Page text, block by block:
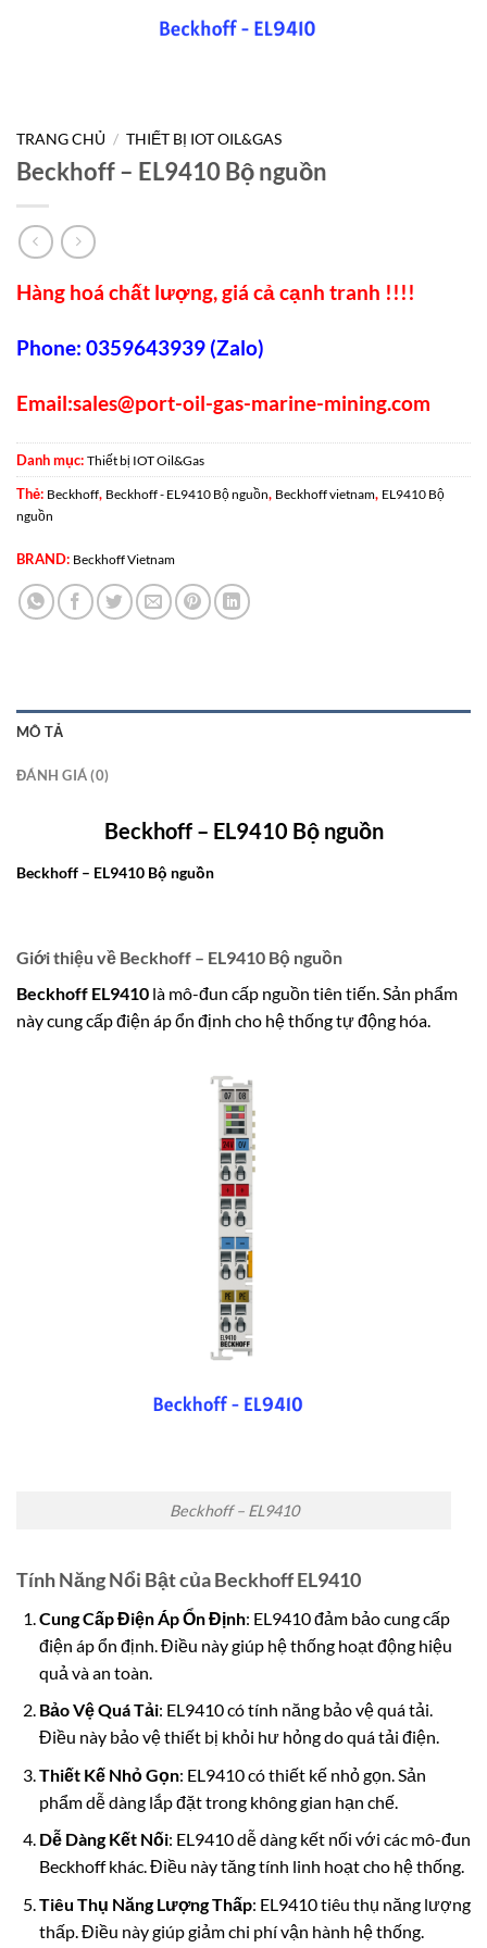
TRANG CHỦ / THIẾT BỊ IOT OIL&GAS
Beckhoff – EL9410 Bộ nguồn
Hàng hoá chất lượng, giá cả cạnh tranh !!!!
Phone: 0359643939 (Zalo)
Email:sales@port-oil-gas-marine-mining.com
Danh mục: Thiết bị IOT Oil&Gas
Thẻ: Beckhoff, Beckhoff - EL9410 Bộ nguồn, Beckhoff vietnam, EL9410 Bộ
nguồn
BRAND: Beckhoff Vietnam
MÔ TẢ
ĐÁNH GIÁ (0)
Beckhoff – EL9410 Bộ nguồn
Beckhoff – EL9410 Bộ nguồn
Giới thiệu về Beckhoff – EL9410 Bộ nguồn
Beckhoff EL9410 là mô-đun cấp nguồn tiên tiến. Sản phẩm
này cung cấp điện áp ổn định cho hệ thống tự động hóa.
Beckhoff – EL9410
Tính Năng Nổi Bật của Beckhoff EL9410
Cung Cấp Điện Áp Ổn Định: EL9410 đảm bảo cung cấp
điện áp ổn định. Điều này giúp hệ thống hoạt động hiệu
quả và an toàn.
Bảo Vệ Quá Tải: EL9410 có tính năng bảo vệ quá tải.
Điều này bảo vệ thiết bị khỏi hư hỏng do quá tải điện.
Thiết Kế Nhỏ Gọn: EL9410 có thiết kế nhỏ gọn. Sản
phẩm dễ dàng lắp đặt trong không gian hạn chế.
Dễ Dàng Kết Nối: EL9410 dễ dàng kết nối với các mô-đun
Beckhoff khác. Điều này tăng tính linh hoạt cho hệ thống.
Tiêu Thụ Năng Lượng Thấp: EL9410 tiêu thụ năng lượng
thấp. Điều này giúp giảm chi phí vận hành hệ thống.